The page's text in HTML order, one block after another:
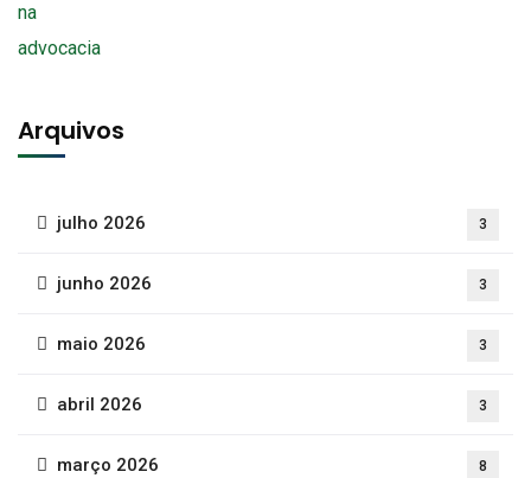
Arquivos
julho 2026 3
junho 2026 3
maio 2026 3
abril 2026 3
março 2026 8